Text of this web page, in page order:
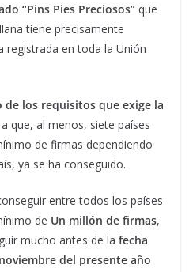
“Pins Pies Preciosos” que
tiene precisamente
registrada en toda la Unión
de los requisitos que exige la
que, al menos, siete países
de firmas dependiendo
ya se ha conseguido.
entre todos los países
de Un millón de firmas,
mucho antes de la fecha
del presente año